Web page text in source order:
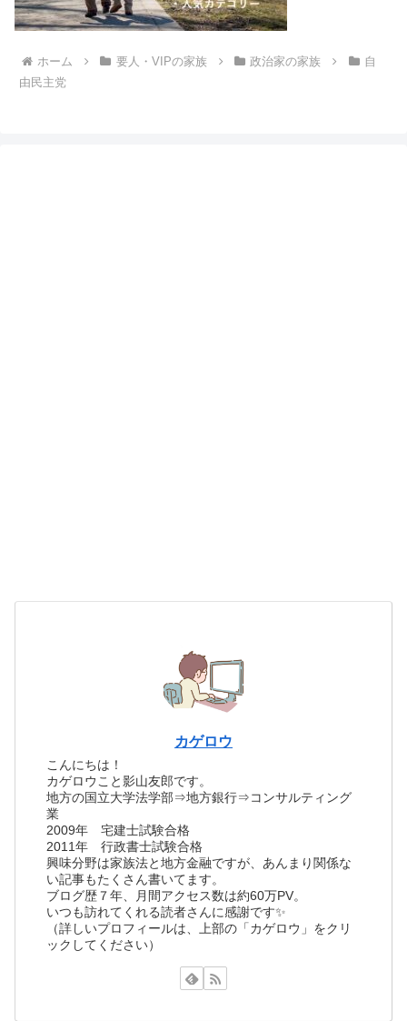
ホーム 要人・VIPの家族 政治家の家族
自
由民主党
カゲロウ
こんにちは！
カゲロウこと影山友郎です。
地方の国立大学法学部⇒地方銀行⇒コンサルティング
業
2009年 宅建士試験合格
2011年 行政書士試験合格
興味分野は家族法と地方金融ですが、あんまり関係な
い記事もたくさん書いてます。
ブログ歴７年、月間アクセス数は約60万PV。
いつも訪れてくれる読者さんに感謝です✨
（詳しいプロフィールは、上部の「カゲロウ」をクリ
ックしてください）